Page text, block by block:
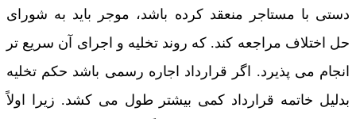
دستی با مستاجر منعقد کرده باشد، موجر باید به شورای
حل اختلاف مراجعه کند. که روند تخلیه و اجرای آن سریع تر
انجام می پذیرد. اگر قرارداد اجاره رسمی باشد حکم تخلیه
بدلیل خاتمه قرارداد کمی بیشتر طول می کشد. زیرا اولاً